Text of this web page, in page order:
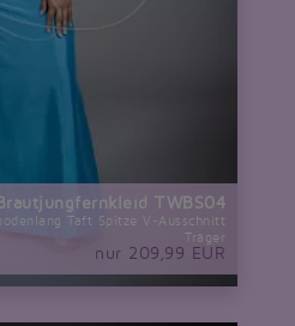
Brautjungfernkleid TWBS04
Taft Spitze V-Ausschnitt
Träger
nur 209,99 EUR